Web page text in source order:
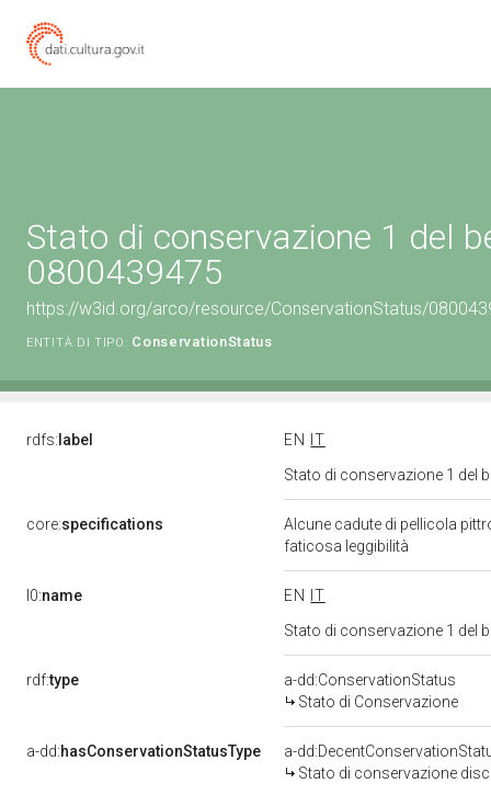
Stato di conservazione 1 del
0800439475
https://w3id.org/arco/resource/ConservationStatus/
ENTITÀ DI TIPO: ConservationStatus
rdfs: label EN
IT
Stato di conservazione 1 del
core:specifications
Alcune cadute di pellicola
faticosa leggibilità
l0:name EN
IT
Stato di conservazione 1 del
rdf:type
a-dd:ConservationStatus
Stato di Conservazione
a-dd:hasConservationStatusType
a-
Stato di conservazione